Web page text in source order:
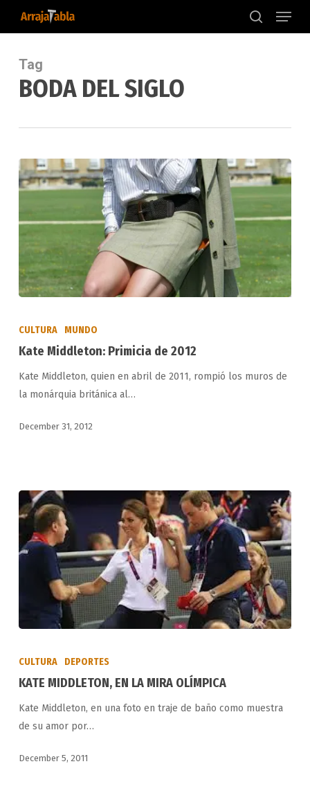
content
search
Menu
Tag
BODA DEL SIGLO
de
2012
CULTURA MUNDO
Kate Middleton: Primicia de 2012
Kate Middleton, quien en abril de 2011, rompió los muros de
la monárquia británica al…
December 31, 2012
LA
MIRA
OLÍMPICA
CULTURA DEPORTES
KATE MIDDLETON, EN LA MIRA OLÍMPICA
Kate Middleton, en una foto en traje de baño como muestra
de su amor por…
December 5, 2011